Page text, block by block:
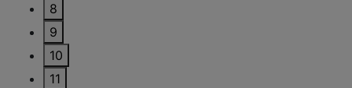
8
9
10
11